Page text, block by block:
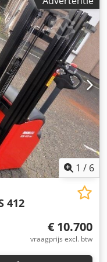
positioneren van de
Het ontwerp
een overzichtelijke
en direct productief
in de werkbak,
1 / 6
412
€ 10.700
vraagprijs excl. btw